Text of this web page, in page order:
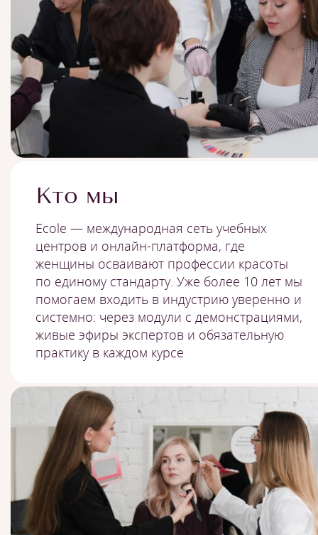
Кто мы
Ecole — международная сеть учебных
центров и онлайн-платформа, где
женщины осваивают профессии красоты
по единому стандарту. Уже более 10 лет мы
помогаем входить в индустрию уверенно и
системно: через модули с демонстрациями,
живые эфиры экспертов и обязательную
практику в каждом курсе